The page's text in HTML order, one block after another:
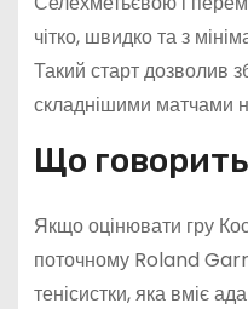
чітко, швидко та з
Такий старт дозволив
складнішими матчами
Що
Якщо оцінювати гру
поточному Roland
тенісистки, яка вміє